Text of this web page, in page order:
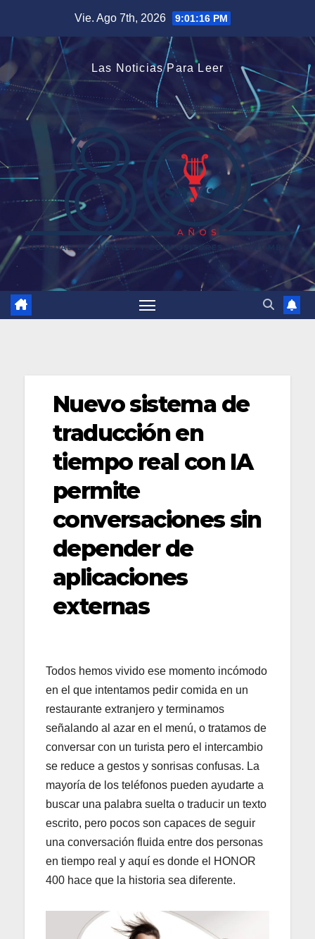
contenido
Vie. Ago 7th, 2026 9:01:16 PM
Las Noticias Para Leer
Nuevo sistema de
traducción en
tiempo real con IA
permite
conversaciones sin
depender de
aplicaciones
externas
Todos hemos vivido ese momento incómodo
en el que intentamos pedir comida en un
restaurante extranjero y terminamos
señalando al azar en el menú, o tratamos de
conversar con un turista pero el intercambio
se reduce a gestos y sonrisas confusas. La
mayoría de los teléfonos pueden ayudarte a
buscar una palabra suelta o traducir un texto
escrito, pero pocos son capaces de seguir
una conversación fluida entre dos personas
en tiempo real y aquí es donde el HONOR
400 hace que la historia sea diferente.